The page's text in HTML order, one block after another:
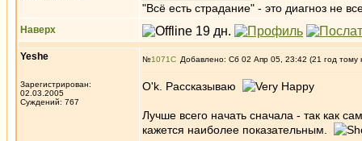
"Всё есть страдание" - это диагноз не
Наверх
Yeshe
Зарегистрирован:
02.03.2005
Суждений: 767
№1071 Добавлено: Сб 02 Апр 05, 23:42 (21 год тому
O'k. Рассказываю
Лучше всего начать сначала - так как
кажется наиболее показательным.